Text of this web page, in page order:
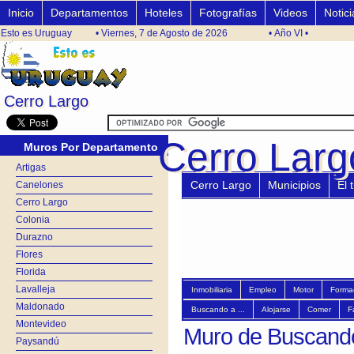
Cerro Largo
Cerro Largo
Inicio Departamentos Hoteles Fotografías Videos
Esto es Uruguay • Viernes, 7 de Agosto de 2026 • Año VI •
Muros Por Departamento
Artigas
Canelones
Cerro Largo
Colonia
Durazno
Flores
Florida
Lavalleja
Maldonado
Montevideo
Paysandú
Cerro
Cerro
Cerro Largo Municipios El
Inmobiliaria Empleo Motor
Buscando a ... Alojarse Comer
Muro de